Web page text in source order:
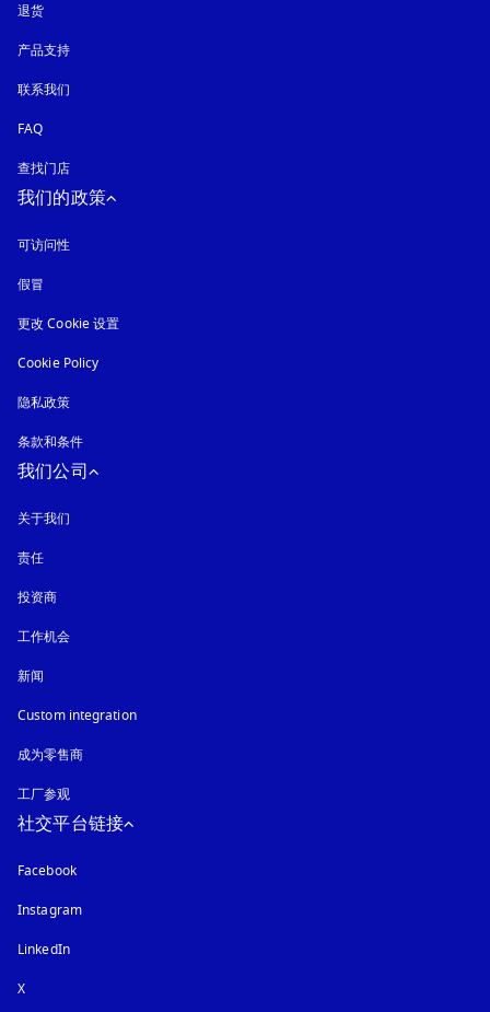
退货
产品支持
联系我们
FAQ
查找门店
我们的政策
可访问性
假冒
更改 Cookie 设置
Cookie Policy
隐私政策
条款和条件
我们公司
关于我们
责任
投资商
工作机会
新闻
Custom integration
成为零售商
工厂参观
社交平台链接
Facebook
Instagram在新选项卡中打开
LinkedIn
X